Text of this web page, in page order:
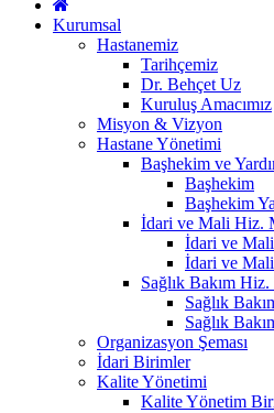
Kurumsal
Hastanemiz
Tarihçemiz
Dr. Behçet Uz
Kuruluş Amacımız
Misyon & Vizyon
Hastane Yönetimi
Başhekim ve
Başhekim
Başhekim
İdari ve Mali Hiz.
İdari ve
İdari ve Mali
Sağlık Bakım
Sağlık
Sağlık
Organizasyon Şeması
İdari Birimler
Kalite Yönetimi
Kalite Yönetim